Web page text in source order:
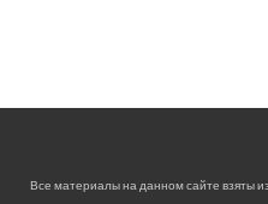
Все материалы на данном сайте взяты